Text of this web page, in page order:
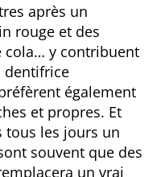
après un
rouge et des
cola… y contribuent
dentifrice
également
et propres. Et
tous les jours un
souvent que des
un vrai